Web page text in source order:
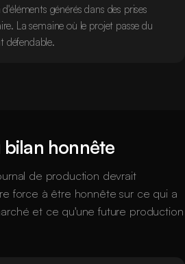
générés dans des prises
La semaine où le projet passe du
défendable.
honnête
de production devrait
force à être honnête sur ce qui a
et ce qu'une future production